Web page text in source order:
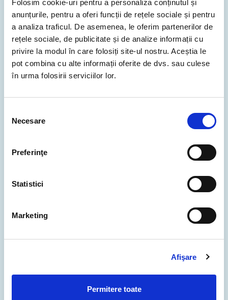
Folosim cookie-uri pentru a personaliza conținutul și
anunțurile, pentru a oferi funcții de rețele sociale și pentru
a analiza traficul. De asemenea, le oferim partenerilor de
rețele sociale, de publicitate și de analize informații cu
privire la modul în care folosiți site-ul nostru. Aceștia le
pot combina cu alte informații oferite de dvs. sau culese
în urma folosirii serviciilor lor.
consimțământului
Necesare
Preferinţe
Statistici
Marketing
Afişare
Permitere toate
lasko.eu
„Am optat pentru numele de domeniu .eu pentru
că ne ajută să ne menținem o prezență online
modernă și deschisă.”
părțile ale Europei, ni s-a părut firesc să optăm